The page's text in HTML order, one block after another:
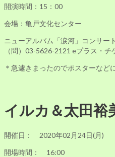
開演時間：15：00
会場：亀戸文化センター
ニューアルバム「涙河」コンサート
（問）03-5626-2121 eプラス・チ
＊急遽きまったのでポスターなど
イルカ＆太田
開催日： 2020年02月24日(月)
開場時間： 16:00